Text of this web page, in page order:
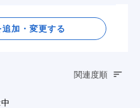
検索
加・変更する
関連度順